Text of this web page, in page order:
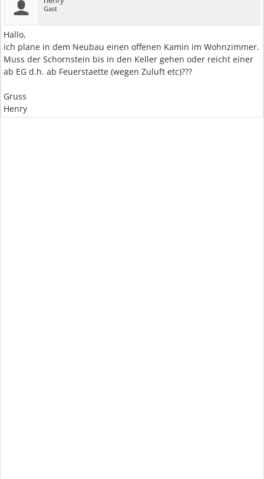
Gast
Hallo,
ich plane in dem Neubau einen offenen Kamin im Wohnzimmer.
Muss der Schornstein bis in den Keller gehen oder reicht einer
ab EG d.h. ab Feuerstaette (wegen Zuluft etc)???
Gruss
Henry